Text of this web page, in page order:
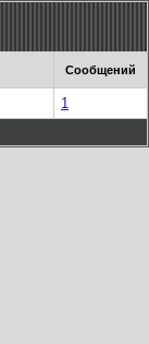
Сообщений
1